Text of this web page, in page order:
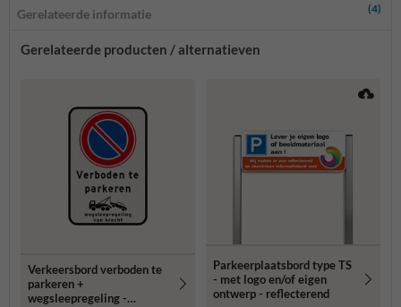
Gerelateerde informatie (4)
Gerelateerde producten / alternatieven
Verkeersbord verboden te
parkeren +
wegsleepregeling -
Parkeerplaatsbord type TS
- met logo en/of eigen
ontwerp - reflecterend